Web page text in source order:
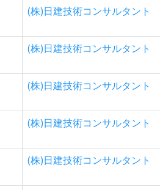
(株)日建技術コンサルタント
(株)日建技術コンサルタント
(株)日建技術コンサルタント
(株)日建技術コンサルタント
(株)日建技術コンサルタント